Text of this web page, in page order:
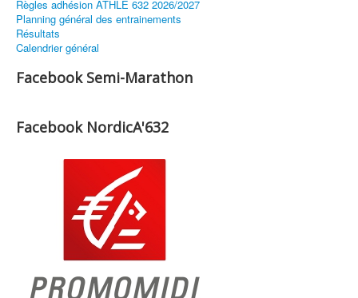
Règles adhésion ATHLE 632 2026/2027
Planning général des entrainements
Résultats
Calendrier général
Facebook Semi-Marathon
Facebook NordicA'632